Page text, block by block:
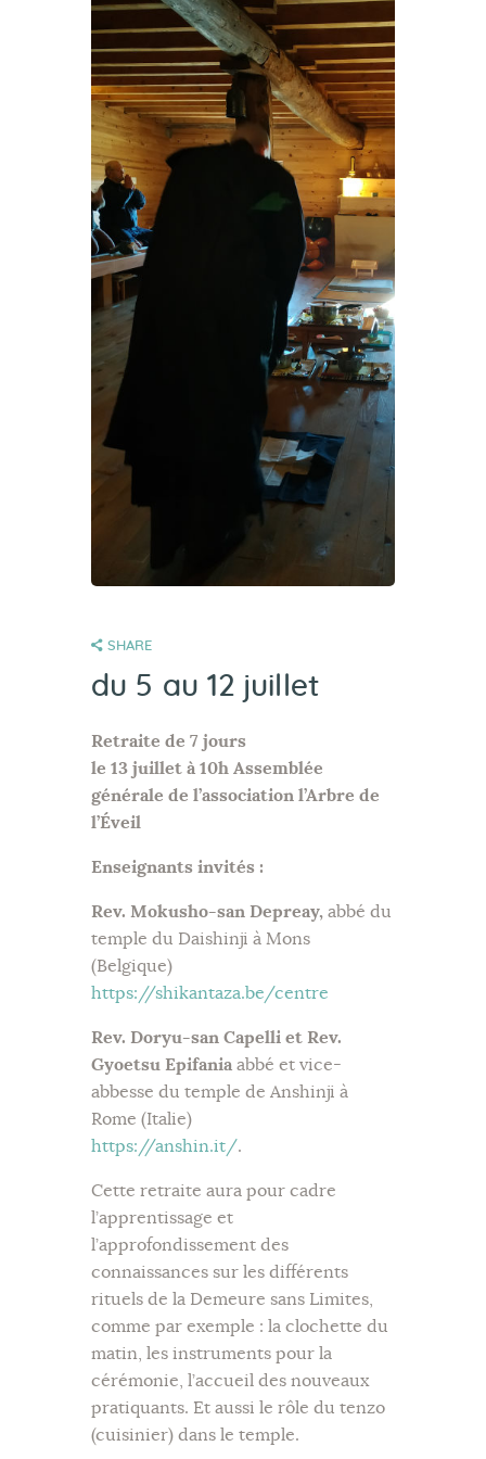
SHARE
du 5 au 12 juillet
Retraite de 7 jours
le 13 juillet à 10h Assemblée
générale de l’association l’Arbre de
l’Éveil
Enseignants invités :
Rev. Mokusho-san Depreay, abbé du
temple du Daishinji à Mons
(Belgique)
https://shikantaza.be/centre
Rev. Doryu-san Capelli et Rev.
Gyoetsu Epifania abbé et vice-
abbesse du temple de Anshinji à
Rome (Italie)
https://anshin.it/.
Cette retraite aura pour cadre
l’apprentissage et
l’approfondissement des
connaissances sur les différents
rituels de la Demeure sans Limites,
comme par exemple : la clochette du
matin, les instruments pour la
cérémonie, l’accueil des nouveaux
pratiquants. Et aussi le rôle du tenzo
(cuisinier) dans le temple.